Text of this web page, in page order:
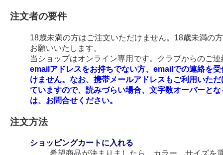
注文者の要件
18歳未満の方はご注文いただけません。18歳未満の
お願いいたします。
当ショップはオンライン専用です。クラブからのご
emailアドレスをお持ちでない方、emailでの連絡を
けません。なお、携帯メールアドレスもご利用いた
ていますので、読みづらい場合、文字数オーバーと
は、お問合せください。
注文方法
ショッピングカートに入れる
希望商品が決まりましたら、カラー、サイズを